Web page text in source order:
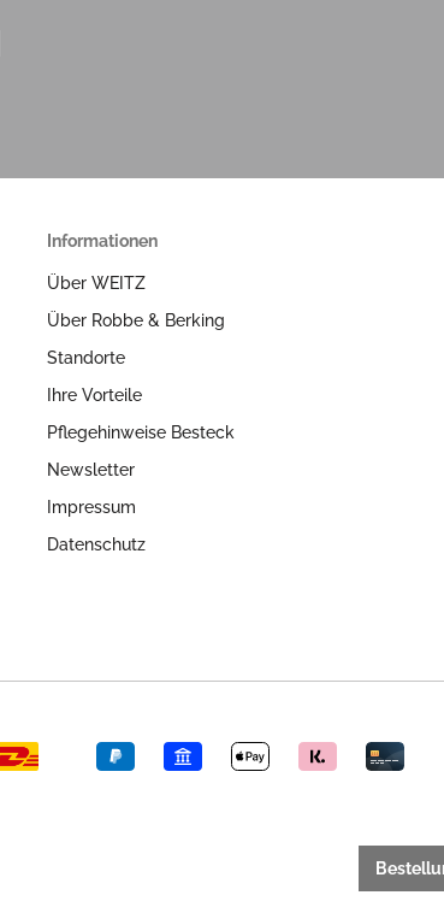
Informationen
Über WEITZ
Über Robbe & Berking
Standorte
Ihre Vorteile
Pflegehinweise Besteck
Newsletter
Impressum
Datenschutz